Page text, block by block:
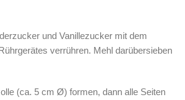
und Vanillezucker mit dem
verrühren. Mehl darübersieben
(ca. 5 cm Ø) formen, dann alle Seiten